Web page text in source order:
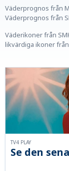
Väderprognos från
Väderprognos från
Väderikoner från
likvärdiga ikoner
Se den
TV4 PLAY